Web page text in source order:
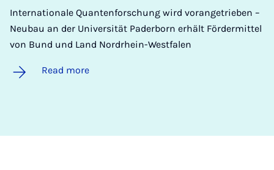
Internationale Quantenforschung wird vorangetrieben –
Neubau an der Universität Paderborn erhält Fördermittel
von Bund und Land Nordrhein-Westfalen
Read more